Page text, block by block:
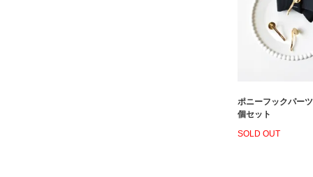
ポニーフックパー
個セット
SOLD OUT